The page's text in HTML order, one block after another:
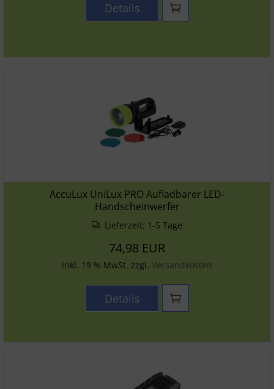
Details
AccuLux UniLux PRO Aufladbarer LED-
Handscheinwerfer
Lieferzeit: 1-5 Tage
74,98 EUR
inkl. 19 % MwSt. zzgl. Versandkosten
Details